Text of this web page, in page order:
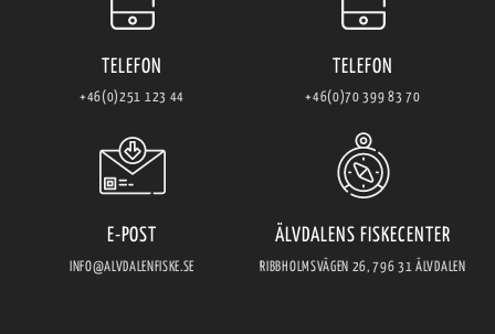
TELEFON
+46(0)251 123 44
TELEFON
+46(0)70 399 83 70
E-POST
INFO@ALVDALENFISKE.SE
ÄLVDALENS FISKECENTER
RIBBHOLMSVÄGEN 26, 796 31 ÄLVDALEN